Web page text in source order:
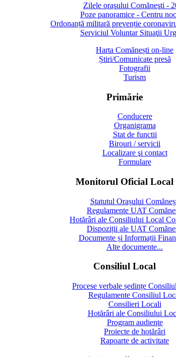
Zilele oraşului Comăneşti -
Poze panoramice - Centru
Ordonanță militară prevenție
Serviciul Voluntar Situaţii
Harta Comănești on-line
Știri/Comunicate presă
Fotografii
Turism
Primărie
Conducere
Organigrama
Stat de functii
Birouri / servicii
Localizare şi contact
Formulare
Monitorul Oficial Local
Statutul Orașului
Regulamente UAT
Hotărâri ale Consiliului Local
Dispoziții ale UAT
Documente și Informații
Alte documente...
Consiliul Local
Procese verbale ședințe
Regulamente Consiliul
Consilieri Locali
Hotărâri ale Consiliului
Program audienţe
Proiecte de hotărâri
Rapoarte de activitate